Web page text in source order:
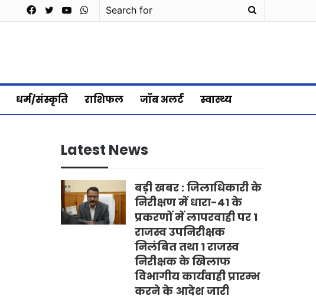
Search
WhatsApp
YouTube
Twitter
Facebook
धर्म/संस्कृति राशिफल जॉब अलर्ट स्वास्थ्य
Latest News
बड़ी खबर : जिलाधिकारी के
निरीक्षण में धारा-41 के
प्रकरणों में लापरवाही पर 1
राजस्व उपनिरीक्षक
निलंबित तथा 1 राजस्व
निरीक्षक के खिलाफ
विभागीय कार्यवाही प्रारम्भ
करने के आदेश जारी